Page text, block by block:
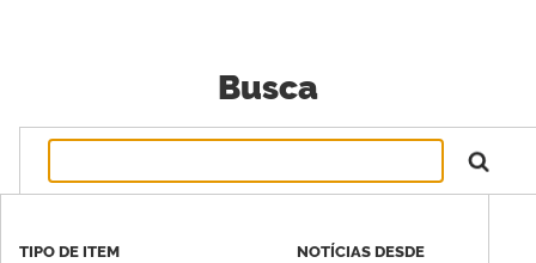
Busca
TIPO DE ITEM NOTÍCIAS DESDE